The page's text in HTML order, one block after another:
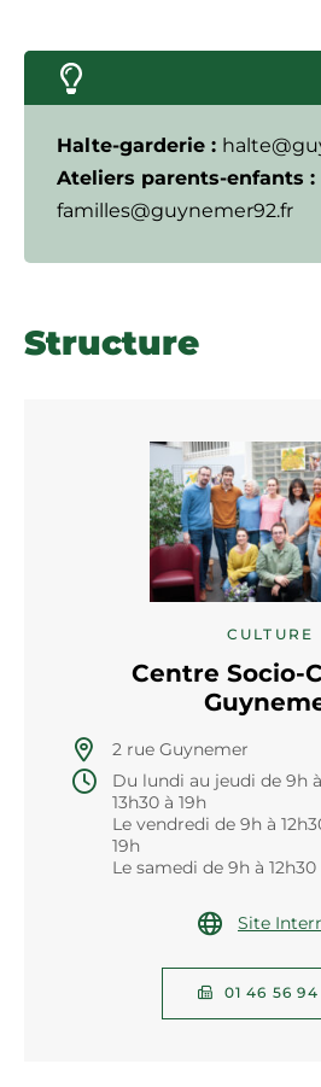
Halte-garderie :
Ateliers parents-enfants :
familles@guynemer92.fr
Structure
CULTURE
Centre Socio-
2 rue Guynemer
Du lundi au jeudi de 9h
13h30 à 19h
Le vendredi de 9h à
19h
Le samedi de 9h à 12h30
Site
01 46 56 94